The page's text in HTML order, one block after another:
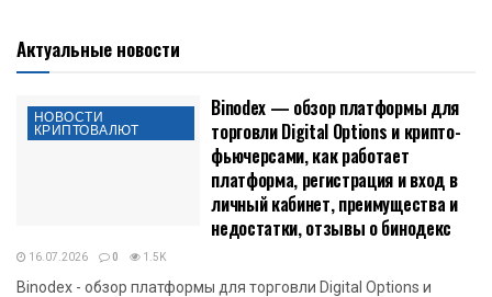
Актуальные новости
НОВОСТИ
КРИПТОВАЛЮТ
Binodex — обзор платформы для
торговли Digital Options и крипто-
фьючерсами, как работает
платформа, регистрация и вход в
личный кабинет, преимущества и
недостатки, отзывы о бинодекс
16.07.2026 0 1.5K
Binodex - обзор платформы для торговли Digital Options и